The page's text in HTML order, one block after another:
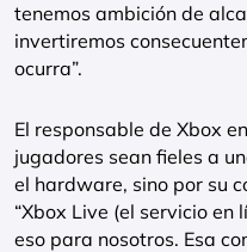
tenemos ambición de
invertiremos
ocurra”.
El responsable de Xbox
jugadores sean fieles a
el hardware, sino por su
“Xbox Live (el servicio
eso para nosotros. Esa